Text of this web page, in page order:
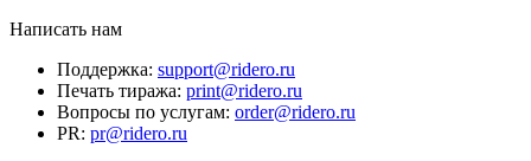
Написать нам
Поддержка: support@ridero.ru
Печать тиража: print@ridero.ru
Вопросы по услугам: order@ridero.ru
PR: pr@ridero.ru